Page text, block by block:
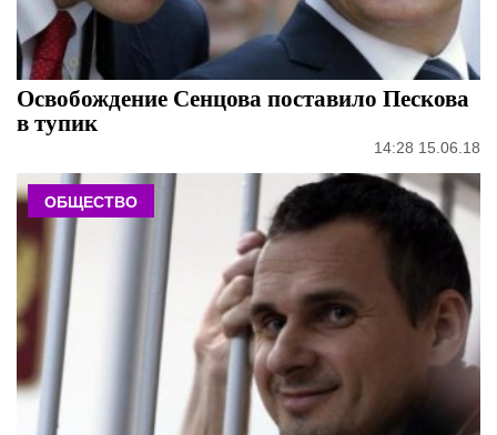
Освобождение Сенцова поставило Пескова
в тупик
14:28 15.06.18
ОБЩЕСТВО